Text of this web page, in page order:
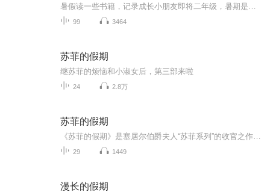
99 3464
苏菲的假期
继苏菲的烦恼和小淑女后，第三部来啦
24 2.8万
苏菲的假期
29 1449
漫长的假期